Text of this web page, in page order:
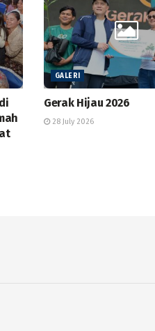
GALERI
Gerak Hijau 2026
28 July 2026